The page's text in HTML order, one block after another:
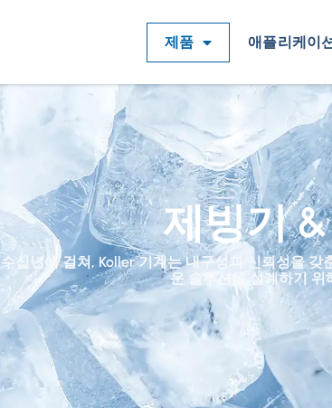
제품 애플리케이
제빙기
수십년에 걸쳐, Koller 기계는 내구성과 신뢰성을
운 솔루션을 설계하기 위